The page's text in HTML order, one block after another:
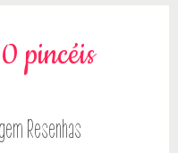
pincéis
Resenhas